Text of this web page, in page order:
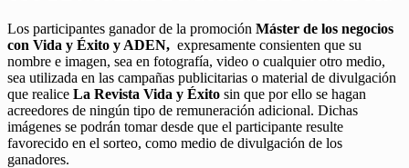
Los participantes ganador de la promoción Máster de los negocios
con Vida y Éxito y ADEN, expresamente consienten que su
nombre e imagen, sea en fotografía, video o cualquier otro medio,
sea utilizada en las campañas publicitarias o material de divulgación
que realice La Revista Vida y Éxito sin que por ello se hagan
acreedores de ningún tipo de remuneración adicional. Dichas
imágenes se podrán tomar desde que el participante resulte
favorecido en el sorteo, como medio de divulgación de los
ganadores.